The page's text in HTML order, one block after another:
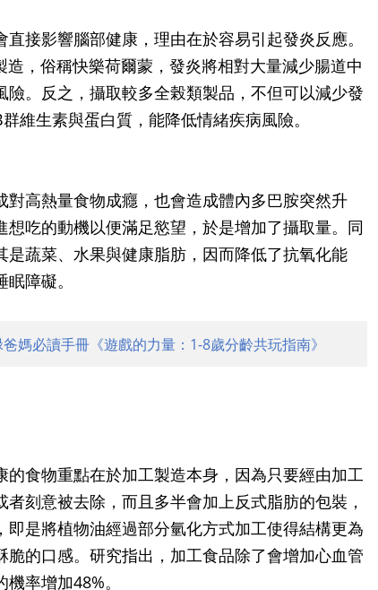
接影響腦部健康，理由在於容易引起發炎反應。
，俗稱快樂荷爾蒙，發炎將相對大量減少腸道中
。反之，攝取較多全榖類製品，不但可以減少發
維生素與蛋白質，能降低情緒疾病風險。
高熱量食物成癮，也會造成體內多巴胺突然升
吃的動機以便滿足慾望，於是增加了攝取量。同
是蔬菜、水果與健康脂肪，因而降低了抗氧化能
障礙。
媽必讀手冊《遊戲的力量：1-8歲分齡共玩指南》
食物重點在於加工製造本身，因為只要經由加工
刻意被去除，而且多半會加上反式脂肪的包裝，
是將植物油經過部分氫化方式加工使得結構更為
的口感。研究指出，加工食品除了會增加心血管
率增加48%。